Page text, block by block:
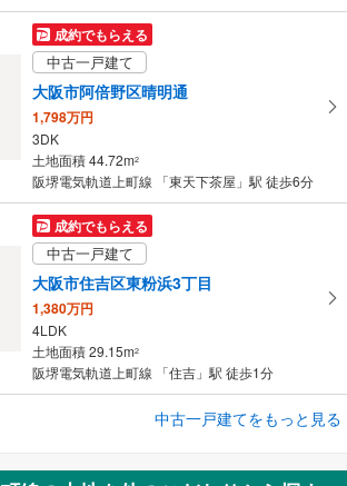
成約でもらえる
中古一戸建て
大阪市阿倍野区晴明通
1,798万円
3DK
土地面積 44.72m2
阪堺電気軌道上町線 「東天下茶屋」駅 徒歩6分
成約でもらえる
中古一戸建て
大阪市住吉区東粉浜3丁目
1,380万円
4LDK
土地面積 29.15m2
阪堺電気軌道上町線 「住吉」駅 徒歩1分
1,180万円
中古一戸建てをもっと見る